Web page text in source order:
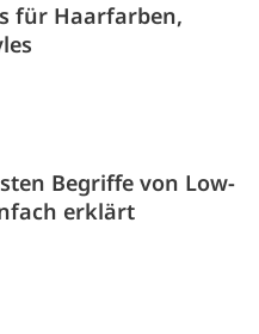
für Haarfarben,
Begriffe von Low-
erklärt